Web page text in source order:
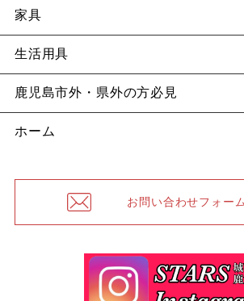
家具
生活用具
鹿児島市外・県外の方必見
ホーム
お問い合わせフォーム